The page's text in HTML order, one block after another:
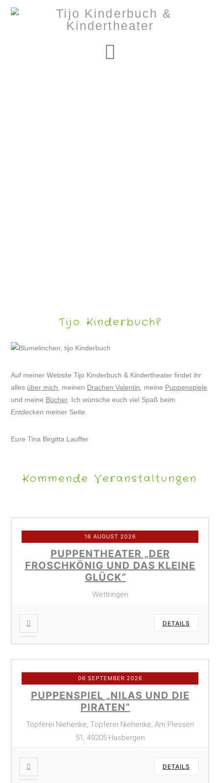
Tijo Kinderbuch?
Auf meiner Website Tijo Kinderbuch & Kindertheater findet ihr
alles über mich , meinen Drachen Valentin , meine Puppenspiele
und meine Bücher. Ich wünsche euch viel Spaß beim
Entdecken meiner Seite.
Eure Tina Birgitta Lauffer
Kommende Veranstaltungen
16 AUGUST 2026
PUPPENTHEATER „DER
FROSCHKÖNIG UND DAS KLEINE
GLÜCK“
Wettringen
DETAILS
06 SEPTEMBER 2026
PUPPENSPIEL „NILAS UND DIE
PIRATEN“
Töpferei Niehenke, Töpferei Niehenke, Am Plessen
51, 49205 Hasbergen
DETAILS